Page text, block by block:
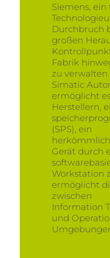
Siemens,
Durchbruch
großen
Fabrik
zu
Simatic
ermöglicht
Herstellern,
(SPS), ein
Gerät durch
Workstation
ermöglicht
zwischen
Information
und